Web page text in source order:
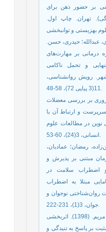
بر حضور ذهن برای
تهران. چاپ اول.
عبدالله؛ حیدری، حسن.
درمانی بر مهارت‌‌های
و تحمل ناکامی
رویش روانشناسی،
11(3 پیاپی 72)، 58-48.
سعید. (1399). مروری بر بررسی معضلات
و ارتباط آن با
نوین در مطالعات علوم
انسانی، 3(24)، 60-53.
رمضان؛ عمادیان،
درمان مبتنی بر پذیرش و
اضطراب سلامت در
مبتلا به اضطراب
روان‌شناختی نوجوان و
جوان، 3(1)، 231-222.
یزدانی، محمد؛ اسماعیلی، مریم. (1398). اثربخشی
بر پاسخ به تنیدگی و